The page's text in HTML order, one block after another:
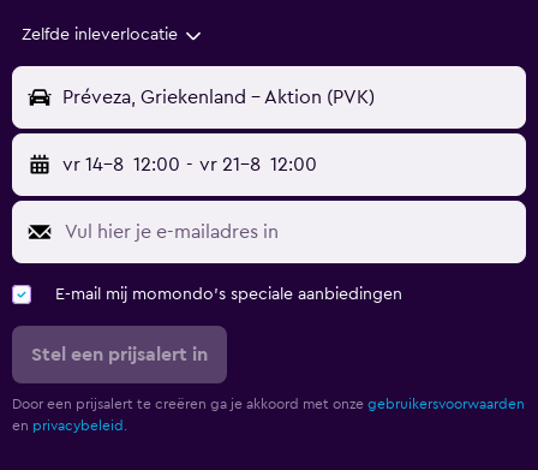
Zelfde inleverlocatie
Préveza, Griekenland - Aktion (PVK)
vr 14-8 12:00 - vr 21-8 12:00
E-mail mij momondo's speciale aanbiedingen
Stel een prijsalert in
Door een prijsalert te creëren ga je akkoord met onze gebruikersvoorwaarden
en privacybeleid.